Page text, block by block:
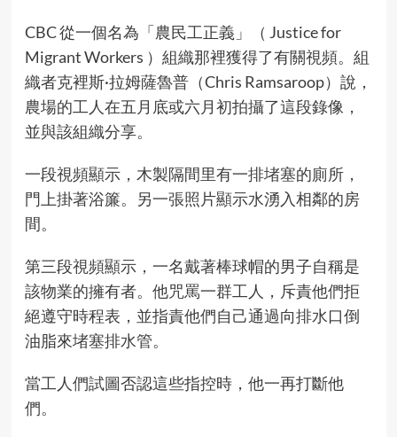
CBC 從一個名為「農民工正義」（ Justice for
Migrant Workers ）組織那裡獲得了有關視頻。組
織者克裡斯·拉姆薩魯普（Chris Ramsaroop）說，
農場的工人在五月底或六月初拍攝了這段錄像，
並與該組織分享。
一段視頻顯示，木製隔間里有一排堵塞的廁所，
門上掛著浴簾。另一張照片顯示水湧入相鄰的房
間。
第三段視頻顯示，一名戴著棒球帽的男子自稱是
該物業的擁有者。他咒罵一群工人，斥責他們拒
絕遵守時程表，並指責他們自己通過向排水口倒
油脂來堵塞排水管。
當工人們試圖否認這些指控時，他一再打斷他
們。